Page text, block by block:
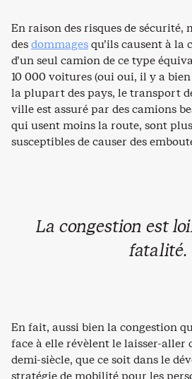
En raison des risques de sécurité,
desdommagesqu’ils causent à la
d’un seul camion de ce type
10 000 voitures (oui oui, il y a
la plupart des pays, le transport
ville est assuré par des camions
qui usent moins la route, sont
susceptibles de causer des
La congestion est
fatalité.
En fait, aussi bien la congestion
face à elle révèlent le laisser-
demi-siècle, que ce soit dans le
stratégie de mobilité pour les